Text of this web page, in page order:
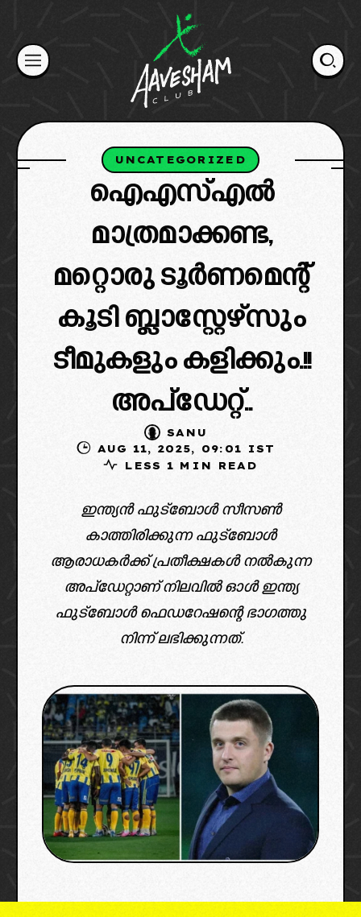
content
UNCATEGORIZED
ഐഎസ്എൽ
മാത്രമാക്കണ്ട,
മറ്റൊരു ടൂർണമെന്റ്
കൂടി ബ്ലാസ്റ്റേഴ്‌സും
ടീമുകളും കളിക്കും.!!
അപ്ഡേറ്റ്..
SANU
AUG 11, 2025, 09:01 IST
LESS 1 MIN READ
ഇന്ത്യൻ ഫുട്ബോൾ സീസൺ
കാത്തിരിക്കുന്ന ഫുട്ബോൾ
ആരാധകർക്ക് പ്രതീക്ഷകൾ നൽകുന്ന
അപ്ഡേറ്റാണ് നിലവിൽ ഓൾ ഇന്ത്യ
ഫുട്ബോൾ ഫെഡറേഷന്റെ ഭാഗത്തു
നിന്ന് ലഭിക്കുന്നത്.
image: x